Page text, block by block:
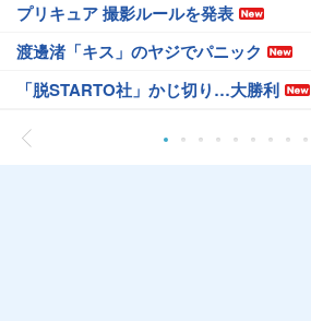
プリキュア 撮影ルールを発表
渡邊渚「キス」のヤジでパニック
「脱STARTO社」かじ切り…大勝利